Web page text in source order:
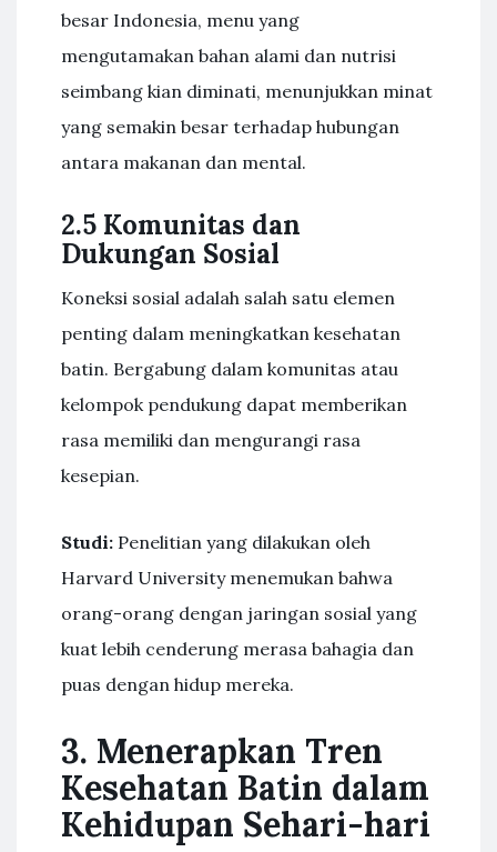
besar Indonesia, menu yang
mengutamakan bahan alami dan nutrisi
seimbang kian diminati, menunjukkan minat
yang semakin besar terhadap hubungan
antara makanan dan mental.
2.5 Komunitas dan
Dukungan Sosial
Koneksi sosial adalah salah satu elemen
penting dalam meningkatkan kesehatan
batin. Bergabung dalam komunitas atau
kelompok pendukung dapat memberikan
rasa memiliki dan mengurangi rasa
kesepian.
Studi: Penelitian yang dilakukan oleh
Harvard University menemukan bahwa
orang-orang dengan jaringan sosial yang
kuat lebih cenderung merasa bahagia dan
puas dengan hidup mereka.
3. Menerapkan Tren
Kesehatan Batin dalam
Kehidupan Sehari-hari